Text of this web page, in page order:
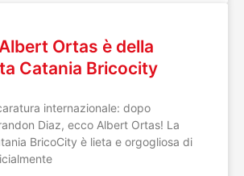
Ortas è della
Catania Bricocity
internazionale: dopo
Diaz, ecco Albert Ortas! La
BricoCity è lieta e orgogliosa di